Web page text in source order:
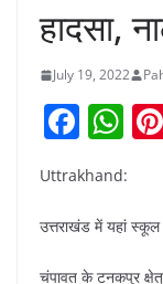
हादसा,
July 19, 2022
F
a
c
e
b
W
at
s
A
Uttrakhand:
उत्तराखंड में यहां
चंपावत के टनकपुर